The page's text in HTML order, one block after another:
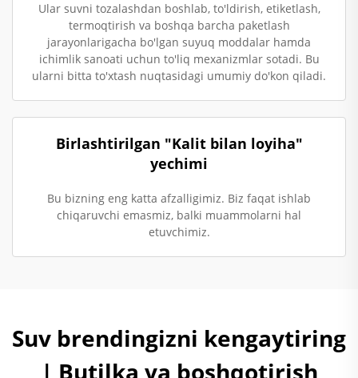
Ular suvni tozalashdan boshlab, to'ldirish, etiketlash,
termoqtirish va boshqa barcha paketlash
jarayonlarigacha bo'lgan suyuq moddalar hamda
ichimlik sanoati uchun to'liq mexanizmlar sotadi. Bu
ularni bitta to'xtash nuqtasidagi umumiy do'kon qiladi.
Birlashtirilgan "Kalit bilan loyiha"
yechimi
Bu bizning eng katta afzalligimiz. Biz faqat ishlab
chiqaruvchi emasmiz, balki muammolarni hal
etuvchimiz.
Suv brendingizni kengaytiring